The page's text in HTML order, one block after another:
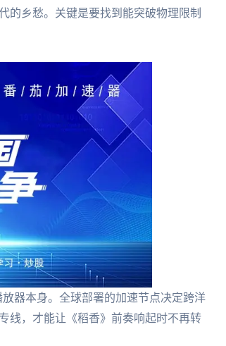
的乡愁。关键是要找到能突破物理限制
器本身。全球部署的加速节点决定跨洋
线，才能让《稻香》前奏响起时不再转